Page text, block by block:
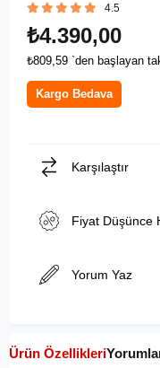
4.5
₺4.390,00
₺809,59 `den başlayan
Kargo Bedava
Karşılaştır
Fiyat Düşünce
Yorum Yaz
Ürün Özellikleri